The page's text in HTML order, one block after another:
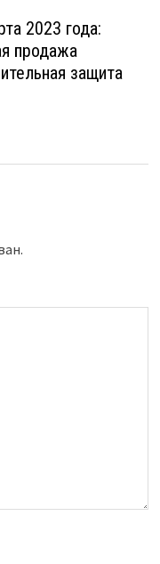
2023 года:
продажа
защита